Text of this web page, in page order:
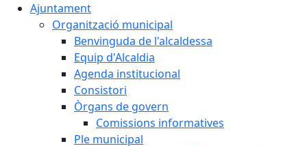
Ajuntament
Organització municipal
Benvinguda de l'alcaldessa
Equip d'Alcaldia
Agenda institucional
Consistori
Òrgans de govern
Comissions informatives
Ple municipal